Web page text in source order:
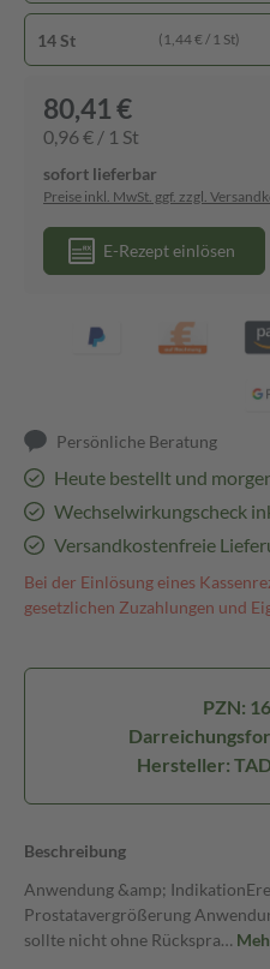
14 St (1,44 € / 1 St)
80,41 €
0,96 € / 1 St
sofort lieferbar
Preise inkl. MwSt. ggf. zzgl.
E-Rezept einlösen
Persönliche Beratung
Heute bestellt und
Wechselwirkungscheck
Versandkostenfreie
Bei der Einlösung eines
gesetzlichen Zuzahlungen und
PZN:
Hersteller:
Beschreibung
Anwendung &amp;
Prostatavergrößerung
sollte nicht ohne Rückspra…